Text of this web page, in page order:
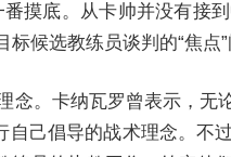
摸底。 从卡帅并没有接
候选教练员谈判的“焦点”
。卡纳瓦罗曾表示，
己倡导的战术理念。不